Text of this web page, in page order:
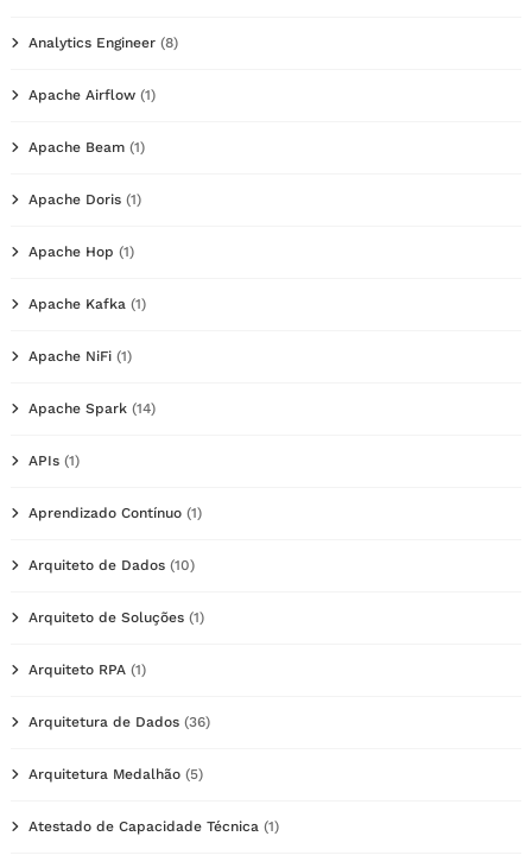
Analytics Engineer (8)
Apache Airflow (1)
Apache Beam (1)
Apache Doris (1)
Apache Hop (1)
Apache Kafka (1)
Apache NiFi (1)
Apache Spark (14)
APIs (1)
Aprendizado Contínuo (1)
Arquiteto de Dados (10)
Arquiteto de Soluções (1)
Arquiteto RPA (1)
Arquitetura de Dados (36)
Arquitetura Medalhão (5)
Atestado de Capacidade Técnica (1)